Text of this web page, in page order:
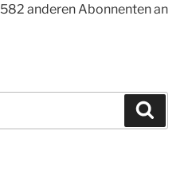
anderen Abonnenten an
c